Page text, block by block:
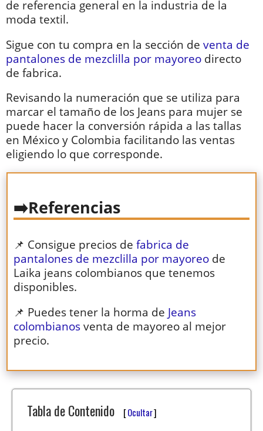
de referencia general en la industria de la
moda textil.
Sigue con tu compra en la sección de venta de
pantalones de mezclilla por mayoreo directo
de fabrica.
Revisando la numeración que se utiliza para
marcar el tamaño de los Jeans para mujer se
puede hacer la conversión rápida a las tallas
en México y Colombia facilitando las ventas
eligiendo lo que corresponde.
Referencias
📌 Consigue precios de fabrica de
pantalones de mezclilla por mayoreode
Laika jeans colombianos que tenemos
disponibles.
📌 Puedes tener la horma de Jeans
colombianosventa de mayoreo al mejor
precio.
Tabla de Contenido [Ocultar]